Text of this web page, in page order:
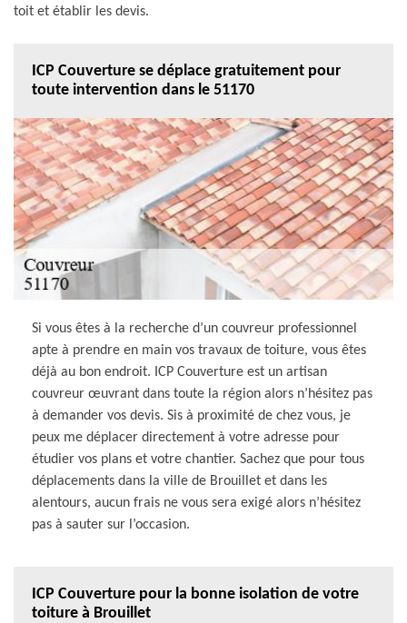
toit et établir les devis.
ICP Couverture se déplace gratuitement pour
toute intervention dans le 51170
Si vous êtes à la recherche d’un couvreur professionnel
apte à prendre en main vos travaux de toiture, vous êtes
déjà au bon endroit. ICP Couverture est un artisan
couvreur œuvrant dans toute la région alors n’hésitez pas
à demander vos devis. Sis à proximité de chez vous, je
peux me déplacer directement à votre adresse pour
étudier vos plans et votre chantier. Sachez que pour tous
déplacements dans la ville de Brouillet et dans les
alentours, aucun frais ne vous sera exigé alors n’hésitez
pas à sauter sur l’occasion.
ICP Couverture pour la bonne isolation de votre
toiture à Brouillet